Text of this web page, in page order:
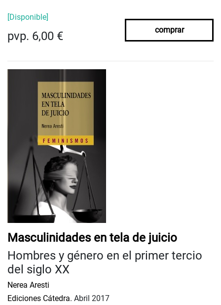
[Disponible]
pvp. 6,00 € comprar
Masculinidades en tela de juicio
Hombres y género en el primer tercio
del siglo XX
Nerea Aresti
Ediciones Cátedra. Abril 2017